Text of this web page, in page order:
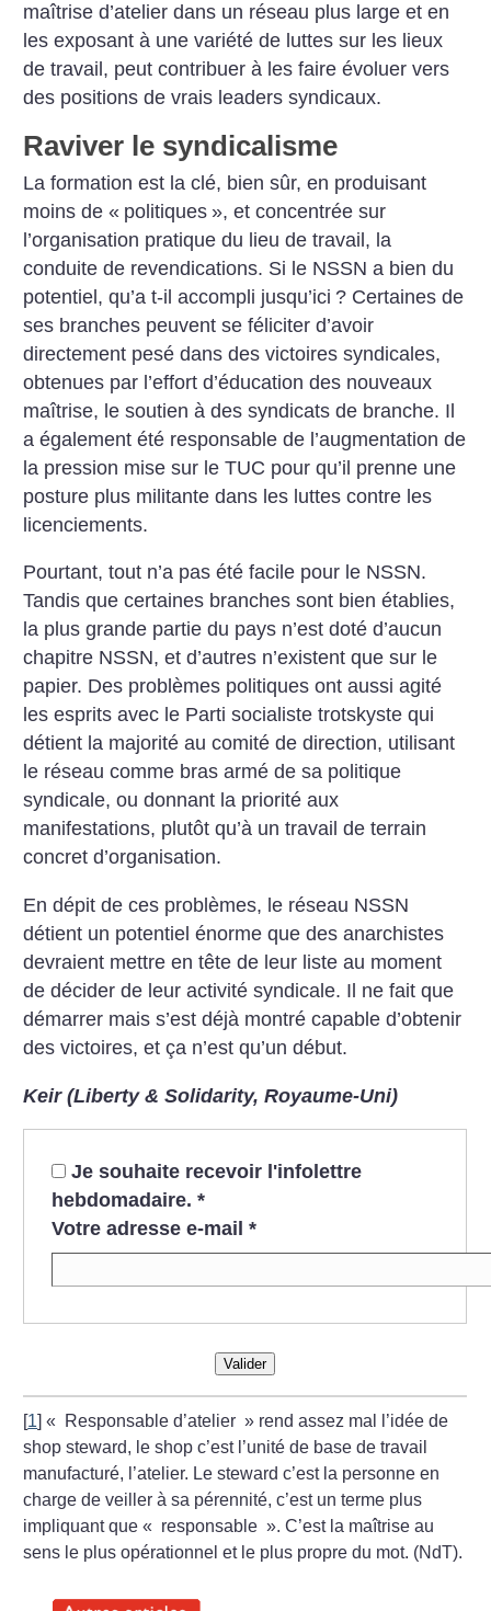
maîtrise d’atelier dans un réseau plus large et en
les exposant à une variété de luttes sur les lieux
de travail, peut contribuer à les faire évoluer vers
des positions de vrais leaders syndicaux.
Raviver le syndicalisme
La formation est la clé, bien sûr, en produisant
moins de « politiques », et concentrée sur
l’organisation pratique du lieu de travail, la
conduite de revendications. Si le NSSN a bien du
potentiel, qu’a t-il accompli jusqu’ici ? Certaines de
ses branches peuvent se féliciter d’avoir
directement pesé dans des victoires syndicales,
obtenues par l’effort d’éducation des nouveaux
maîtrise, le soutien à des syndicats de branche. Il
a également été responsable de l’augmentation de
la pression mise sur le TUC pour qu’il prenne une
posture plus militante dans les luttes contre les
licenciements.
Pourtant, tout n’a pas été facile pour le NSSN.
Tandis que certaines branches sont bien établies,
la plus grande partie du pays n’est doté d’aucun
chapitre NSSN, et d’autres n’existent que sur le
papier. Des problèmes politiques ont aussi agité
les esprits avec le Parti socialiste trotskyste qui
détient la majorité au comité de direction, utilisant
le réseau comme bras armé de sa politique
syndicale, ou donnant la priorité aux
manifestations, plutôt qu’à un travail de terrain
concret d’organisation.
En dépit de ces problèmes, le réseau NSSN
détient un potentiel énorme que des anarchistes
devraient mettre en tête de leur liste au moment
de décider de leur activité syndicale. Il ne fait que
démarrer mais s’est déjà montré capable d’obtenir
des victoires, et ça n’est qu’un début.
Keir (Liberty & Solidarity, Royaume-Uni)
Je souhaite recevoir l'infolettre
hebdomadaire. *
Votre adresse e-mail *
Valider
[1]« Responsable d’atelier » rend assez mal l’idée de
shop steward, le shop c’est l’unité de base de travail
manufacturé, l’atelier. Le steward c’est la personne en
charge de veiller à sa pérennité, c’est un terme plus
impliquant que « responsable ». C’est la maîtrise au
sens le plus opérationnel et le plus propre du mot. (NdT).